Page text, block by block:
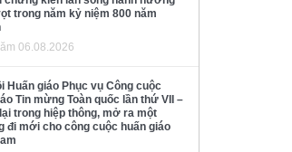
trong năm kỷ niệm 800 năm
06.08.2026
Huấn giáo Phục vụ Công cuộc
Tin mừng Toàn quốc lần thứ VII –
trong hiệp thông, mở ra một
đi mới cho công cuộc huấn giáo